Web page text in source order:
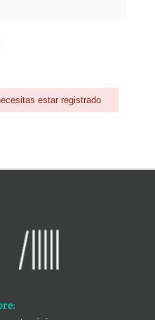
estar registrado